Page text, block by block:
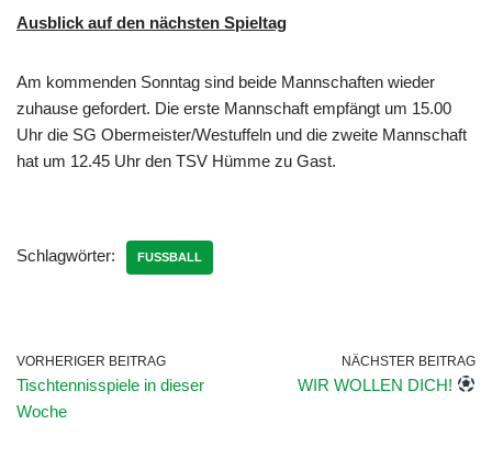
Ausblick auf den nächsten Spieltag
Am kommenden Sonntag sind beide Mannschaften wieder
zuhause gefordert. Die erste Mannschaft empfängt um 15.00
Uhr die SG Obermeister/Westuffeln und die zweite Mannschaft
hat um 12.45 Uhr den TSV Hümme zu Gast.
Schlagwörter: FUSSBALL
VORHERIGER BEITRAG
Tischtennisspiele in dieser
Woche
NÄCHSTER BEITRAG
WIR WOLLEN DICH!